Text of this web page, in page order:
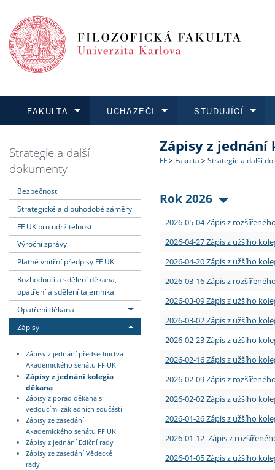
FAKULTA
Dozvědět se více
Struktura a historie
Strategie a další
Podpora a benefity pro
Absolventi fakulty
UCHAZEČI
Podat přihlášku
Co studovat a jak se
Učitelské studijní
Informace k průběhu
STUDUJÍCÍ
Dozvědět se více
Bakalářské a magisterské
Doktorské studium
Rigorózní řízení
Dozvědět se více
O vědě a výzkumu na FF
Akademické kvalifikace
Granty a projekty
Dozvědět se více
Aktuální nabídky a
Vyjíždějící studenti
Přijíždějící studenti
Vyjíždějící zaměstnanci
Strategie a další
dokumenty
Bezpečnost
Strategické a dlouhodobé záměry
FF UK pro udržitelnost
Výroční zprávy
Platné vnitřní předpisy FF UK
Rozhodnutí a sdělení děkana,
opatření a sdělení tajemníka
Opatření děkana
Zápisy
Zápisy z jednání předsednictva
Akademického senátu FF UK
Zápisy z jednání kolegia
děkana
Zápisy z porad děkana s
vedoucími základních součástí
Zápisy ze zasedání
Akademického senátu FF UK
Zápisy z jednání Ediční rady
Zápisy ze zasedání Vědecké
rady
Zápisy z jednání
FF > Fakulta > Strategie a další
Rok 2026
2026-05-04 Zápis z
2026-04-27 Zápis z užšího
2026-04-20 Zápis z užšího
2026-03-16 Zápis z
2026-03-09 Zápis z užšího
2026-03-02 Zápis z užšího
2026-02-23 Zápis z užšího
2026-02-16 Zápis z užšího
2026-02-09 Zápis z
2026-02-02 Zápis z užšího
2026-01-26 Zápis z užšího
2026-01-12 Zápis z
2026-01-05 Zápis z užšího